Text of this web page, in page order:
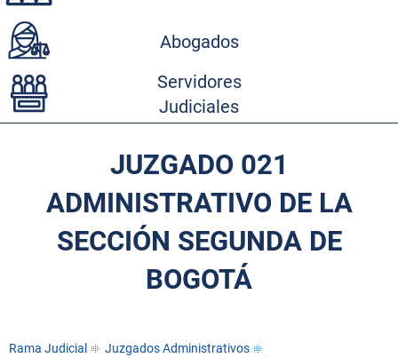
Abogados
Servidores
Judiciales
JUZGADO 021
ADMINISTRATIVO DE LA
SECCIÓN SEGUNDA DE
BOGOTÁ
Rama Judicial
Juzgados Administrativos